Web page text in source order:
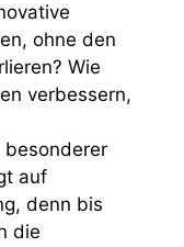
ohne den
Wie
verbessern,
besonderer
auf
denn bis
die